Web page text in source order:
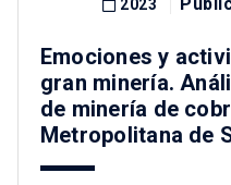
2023
Emociones y
gran minería.
de minería de
Metropolitana de